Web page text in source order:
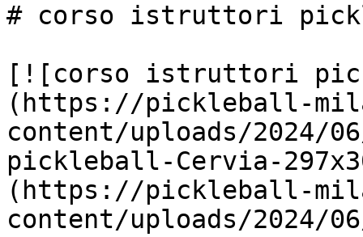
# corso istruttori
[![corso istruttori
(https://pickleball-
content/uploads/
pickleball-Cervia-
(https://pickleball-
content/uploads/